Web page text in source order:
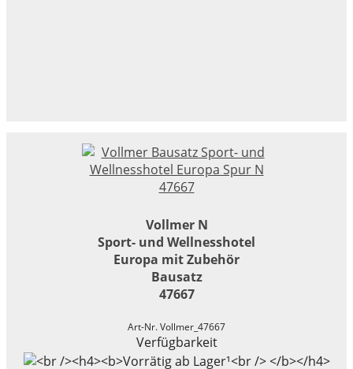
Vollmer N
Sport- und Wellnesshotel
Europa mit Zubehör
Bausatz
47667
Art-Nr. Vollmer_47667
Verfügbarkeit